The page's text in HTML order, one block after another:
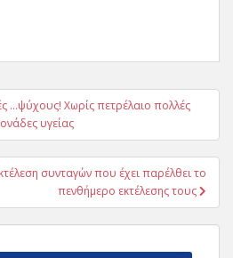
…ψύχους! Χωρίς πετρέλαιο πολλές
υγείας
συνταγών που έχει παρέλθει το
πενθήμερο εκτέλεσης τους